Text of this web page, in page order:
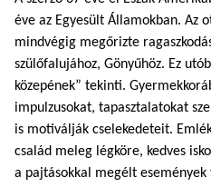
éve az Egyesült Államokban. Az
mindvégig megőrizte
szülőfalujához, Gönyűhöz. Ez
közepének” tekinti.
impulzusokat, tapasztalatokat
is motiválják cselekedeteit.
család meleg légköre, kedves
a pajtásokkal megélt